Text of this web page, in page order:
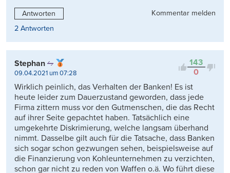
Antworten
Kommentar melden
2 Antworten
143
0
Stephan
09.04.2021 um 07:28
Wirklich peinlich, das Verhalten der Banken! Es ist
heute leider zum Dauerzustand geworden, dass jede
Firma zittern muss vor den Gutmenschen, die das Recht
auf ihrer Seite gepachtet haben. Tatsächlich eine
umgekehrte Diskrimierung, welche langsam überhand
nimmt. Dasselbe gilt auch für die Tatsache, dass Banken
sich sogar schon gezwungen sehen, beispielsweise auf
die Finanzierung von Kohleunternehmen zu verzichten,
schon gar nicht zu reden von Waffen o.ä. Wo führt diese